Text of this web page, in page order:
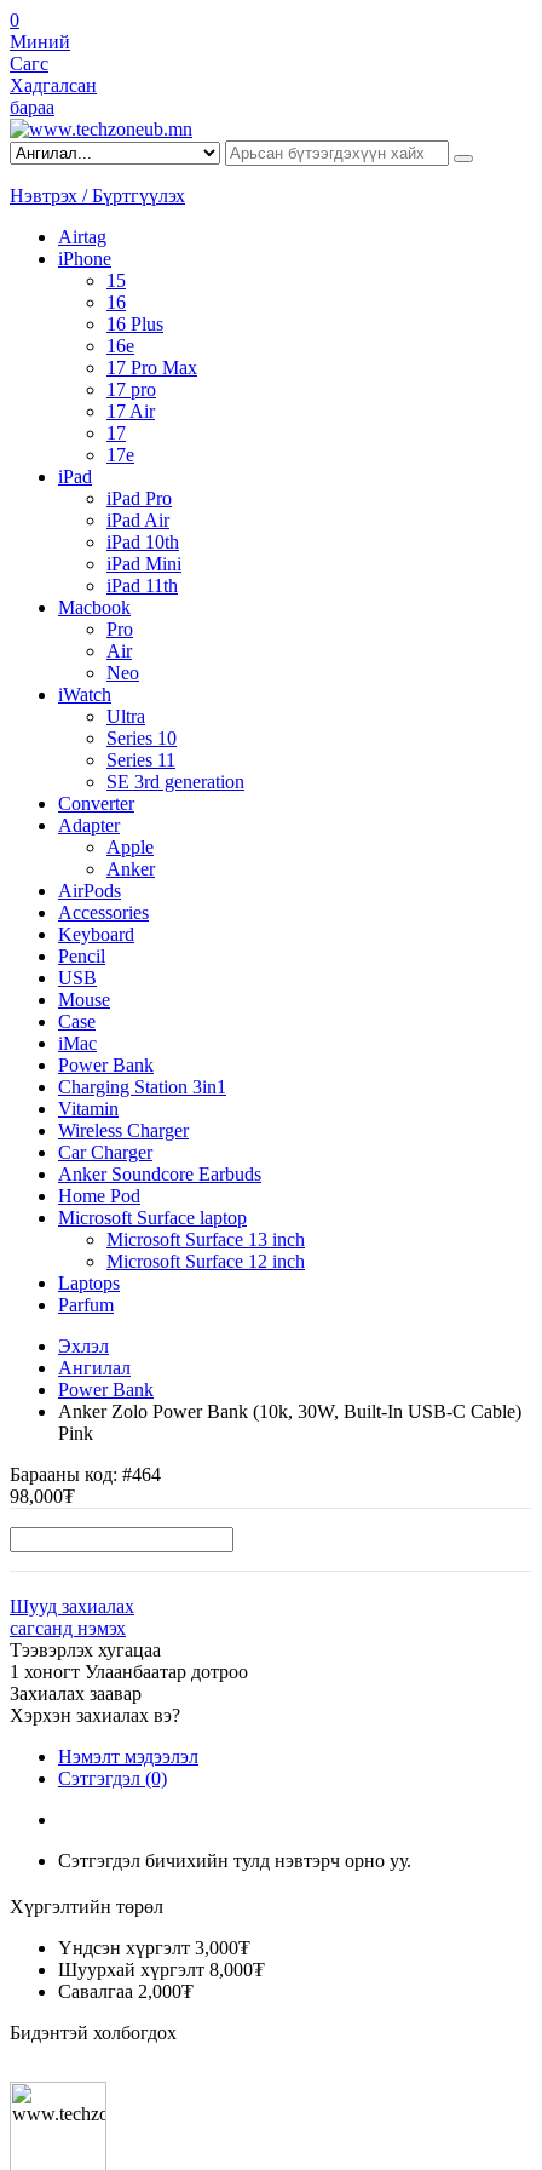
0
Миний
Сагс
Хадгалсан
бараа
Нэвтрэх / Бүртгүүлэх
Airtag
iPhone
15
16
16 Plus
16e
17 Pro Max
17 pro
17 Air
17
17e
iPad
iPad Pro
iPad Air
iPad 10th
iPad Mini
iPad 11th
Macbook
Pro
Air
Neo
iWatch
Ultra
Series 10
Series 11
SE 3rd generation
Converter
Adapter
Apple
Anker
AirPods
Accessories
Keyboard
Pencil
USB
Mouse
Case
iMac
Power Bank
Charging Station 3in1
Vitamin
Wireless Charger
Car Charger
Anker Soundcore Earbuds
Home Pod
Microsoft Surface laptop
Microsoft Surface 13 inch
Microsoft Surface 12 inch
Laptops
Parfum
Эхлэл
Ангилал
Power Bank
Anker Zolo Power Bank (10k, 30W, Built-In USB-C Cable)
Pink
Барааны код: #464
98,000₮
Шууд захиалах
сагсанд нэмэх
Тээвэрлэх хугацаа
1 хоногт Улаанбаатар дотроо
Захиалах заавар
Хэрхэн захиалах вэ?
Нэмэлт мэдээлэл
Сэтгэгдэл (0)
Сэтгэгдэл бичихийн тулд нэвтэрч орно уу.
Хүргэлтийн төрөл
Үндсэн хүргэлт 3,000₮
Шуурхай хүргэлт 8,000₮
Савалгаа 2,000₮
Бидэнтэй холбогдох